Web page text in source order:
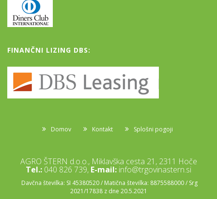
FINANČNI LIZING DBS:
Domov Kontakt Splošni pogoji
AGRO ŠTERN d.o.o., Miklavška cesta 21, 2311 Hoče
Tel.: 040 826 739, E-mail: info@trgovinastern.si
Davčna številka: SI 45380520 / Matična številka: 8875588000 / Srg
2021/17838 z dne 20.5.2021